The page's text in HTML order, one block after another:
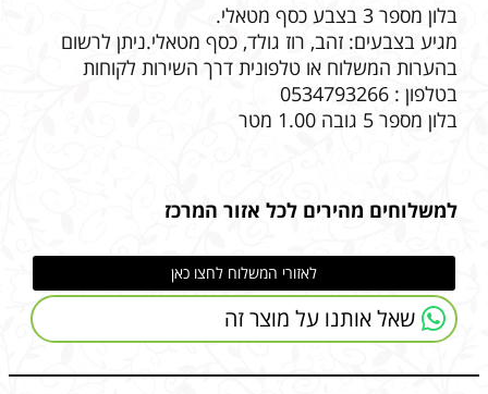
בלון מספר 3 בצבע כסף מטאלי.
מגיע בצבעים: זהב, רוז גולד, כסף מטאלי.ניתן לרשום
בהערות המשלוח או טלפונית דרך השירות לקוחות
בטלפון : 0534793266
בלון מספר 5 גובה 1.00 מטר
למשלוחים מהירים לכל אזור המרכז
לאזורי המשלוח לחצו כאן
שאל אותנו על מוצר זה